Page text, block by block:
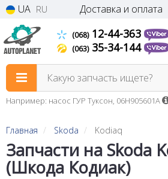
UA RU Доставка и оплата
(068)12-44-363
(063)35-34-144
Какую запчасть ищете?
Например: насос ГУР Туксон, 06H905601A
Главная Skoda Kodiaq
Запчасти на Skoda
(Шкода Кодиак)